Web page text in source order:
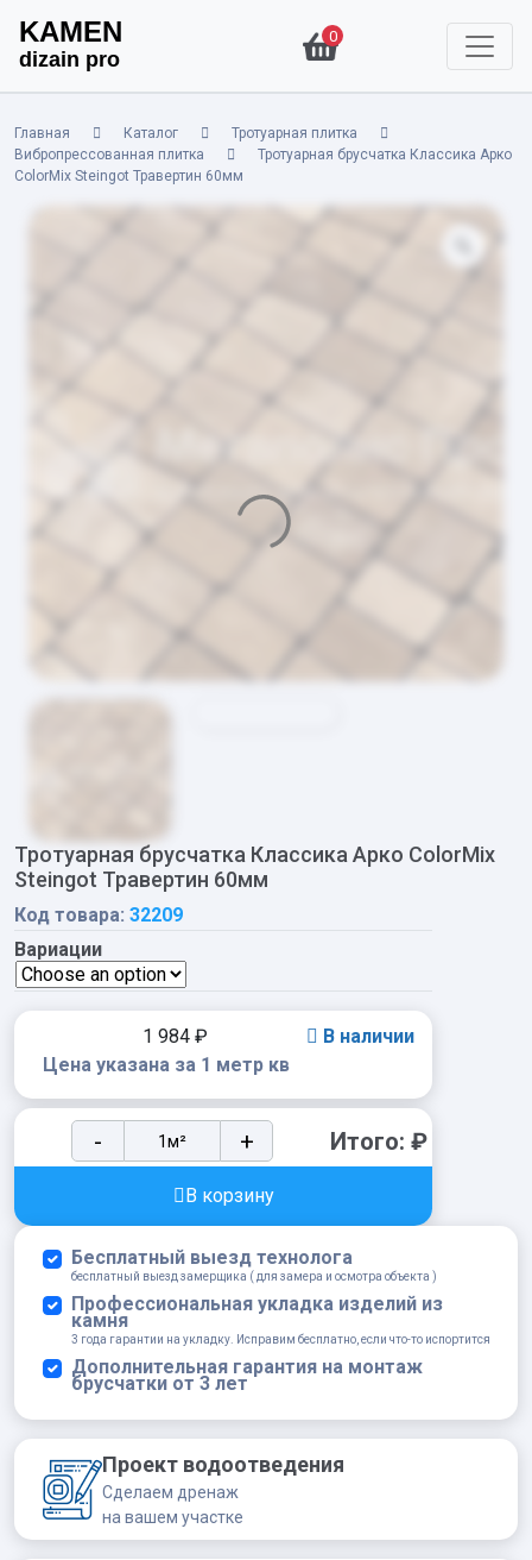
KAMEN
dizain pro
0
Главная Каталог
Тротуарная плитка
Вибропрессованная плитка
Тротуарная брусчатка Классика Арко
ColorMix Steingot Травертин 60мм
Тротуарная брусчатка Классика Арко ColorMix
Steingot Травертин 60мм
Код товара: 32209
Вариации
1 984 ₽
В наличии
Цена указана за 1 метр кв
Тротуарная
брусчатка
ColorMix
Steingot
Травертин
60мм
quantity
- + Итого: ₽
В корзину
Бесплатный выезд технолога
бесплатный выезд замерщика ( для замера и осмотра объекта )
Профессиональная укладка изделий из
камня
3 года гарантии на укладку. Исправим бесплатно, если что-то испортится
Дополнительная гарантия на монтаж
брусчатки от 3 лет
Проект водоотведения
Сделаем дренаж
на вашем участке